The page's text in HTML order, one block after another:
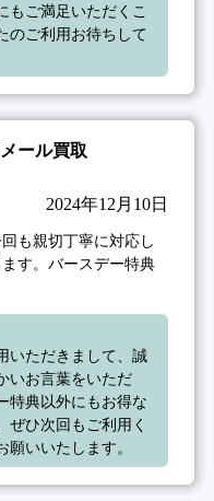
もご満足いただくこ
のご利用お待ちして
ール買取
2024年12月10日
も親切丁寧に対応し
す。バースデー特典
いただきまして、誠
いお言葉をいただ
特典以外にもお得な
ぜひ次回もご利用く
いいたします。